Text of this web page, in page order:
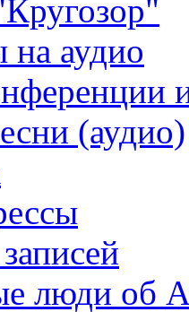
на аудио
(аудио)
люди об